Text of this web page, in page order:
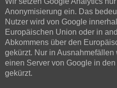
Anonymisierung ein. Das
Nutzer wird von Google
Europäischen Union oder in
Abkommens über den
gekürzt. Nur in
einen Server von Google in
gekürzt.